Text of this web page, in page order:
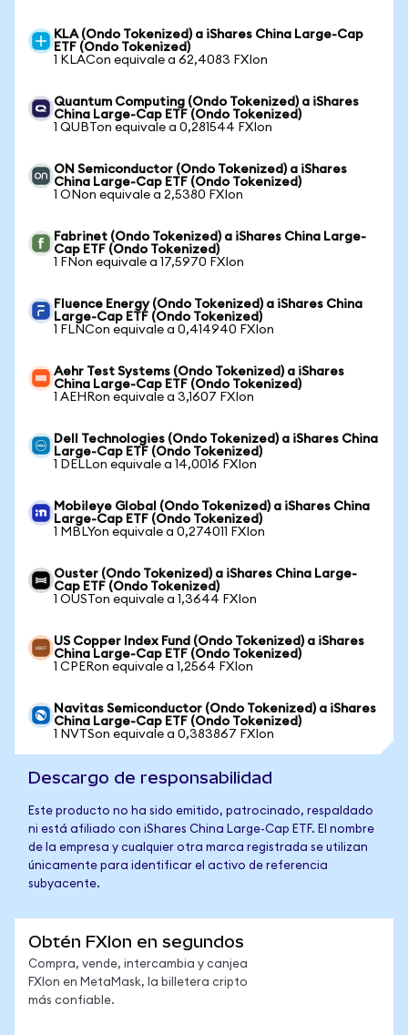
KLA (Ondo Tokenized) a iShares China Large-Cap
ETF (Ondo Tokenized)
1 KLACon equivale a 62,4083 FXIon
Quantum Computing (Ondo Tokenized) a iShares
China Large-Cap ETF (Ondo Tokenized)
1 QUBTon equivale a 0,281544 FXIon
ON Semiconductor (Ondo Tokenized) a iShares
China Large-Cap ETF (Ondo Tokenized)
1 ONon equivale a 2,5380 FXIon
Fabrinet (Ondo Tokenized) a iShares China Large-
Cap ETF (Ondo Tokenized)
1 FNon equivale a 17,5970 FXIon
Fluence Energy (Ondo Tokenized) a iShares China
Large-Cap ETF (Ondo Tokenized)
1 FLNCon equivale a 0,414940 FXIon
Aehr Test Systems (Ondo Tokenized) a iShares
China Large-Cap ETF (Ondo Tokenized)
1 AEHRon equivale a 3,1607 FXIon
Dell Technologies (Ondo Tokenized) a iShares China
Large-Cap ETF (Ondo Tokenized)
1 DELLon equivale a 14,0016 FXIon
Mobileye Global (Ondo Tokenized) a iShares China
Large-Cap ETF (Ondo Tokenized)
1 MBLYon equivale a 0,274011 FXIon
Ouster (Ondo Tokenized) a iShares China Large-
Cap ETF (Ondo Tokenized)
1 OUSTon equivale a 1,3644 FXIon
US Copper Index Fund (Ondo Tokenized) a iShares
China Large-Cap ETF (Ondo Tokenized)
1 CPERon equivale a 1,2564 FXIon
Navitas Semiconductor (Ondo Tokenized) a iShares
China Large-Cap ETF (Ondo Tokenized)
1 NVTSon equivale a 0,383867 FXIon
Descargo de responsabilidad
Este producto no ha sido emitido, patrocinado, respaldado
ni está afiliado con iShares China Large-Cap ETF. El nombre
de la empresa y cualquier otra marca registrada se utilizan
únicamente para identificar el activo de referencia
subyacente.
Obtén FXIon en segundos
Compra, vende, intercambia y canjea
FXIon en MetaMask, la billetera cripto
más confiable.